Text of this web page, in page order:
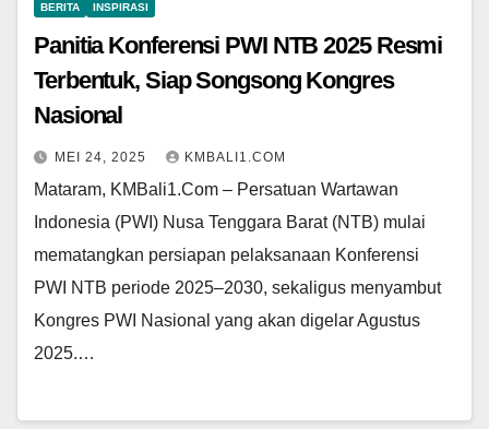
BERITA INSPIRASI
Panitia Konferensi PWI NTB 2025 Resmi
Terbentuk, Siap Songsong Kongres
Nasional
MEI 24, 2025 KMBALI1.COM
Mataram, KMBali1.Com – Persatuan Wartawan
Indonesia (PWI) Nusa Tenggara Barat (NTB) mulai
mematangkan persiapan pelaksanaan Konferensi
PWI NTB periode 2025–2030, sekaligus menyambut
Kongres PWI Nasional yang akan digelar Agustus
2025.…